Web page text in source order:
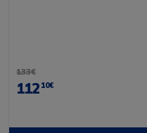
133€
112 10€